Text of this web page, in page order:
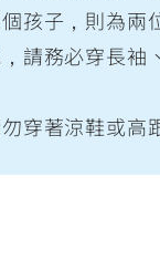
孩子，則為兩
請務必穿長袖
穿著涼鞋或高